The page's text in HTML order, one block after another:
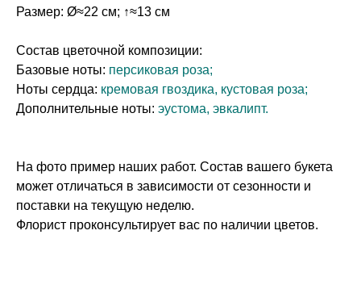
Размер: Ø≈22 см; ↑≈13 см
Состав цветочной композиции:
Базовые ноты: персиковая роза;
Ноты сердца: кремовая гвоздика, кустовая роза;
Дополнительные ноты: эустома, эвкалипт.
На фото пример наших работ. Состав вашего букета
может отличаться в зависимости от сезонности и
поставки на текущую неделю.
Флорист проконсультирует вас по наличии цветов.